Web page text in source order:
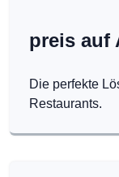
preis auf
Die perfekte
Restaurants.